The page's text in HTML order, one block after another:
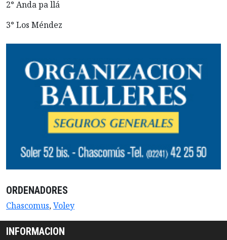
2° Anda pa llá
3° Los Méndez
ORDENADORES
Chascomus,Voley
INFORMACION